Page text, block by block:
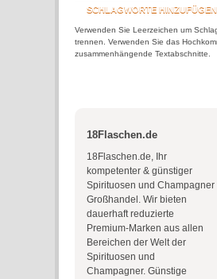
SCHLAGWORTE HINZUFÜGEN
Verwenden Sie Leerzeichen um
trennen. Verwenden Sie das
zusammenhängende Textabschnitte.
18Flaschen.de
18Flaschen.de, Ihr
kompetenter & günstiger
Spirituosen und Champagner
Großhandel. Wir bieten
dauerhaft reduzierte
Premium-Marken aus allen
Bereichen der Welt der
Spirituosen und
Champagner. Günstige